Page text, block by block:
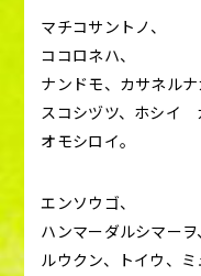
マチコサントノ、
ココロネハ、
ナンドモ、カサネルナ
スコシヅツ、ホシイ
オモシロイ。
エンソウゴ、
ハンマーダルシマーヲ
ルウクン、トイウ、ミ